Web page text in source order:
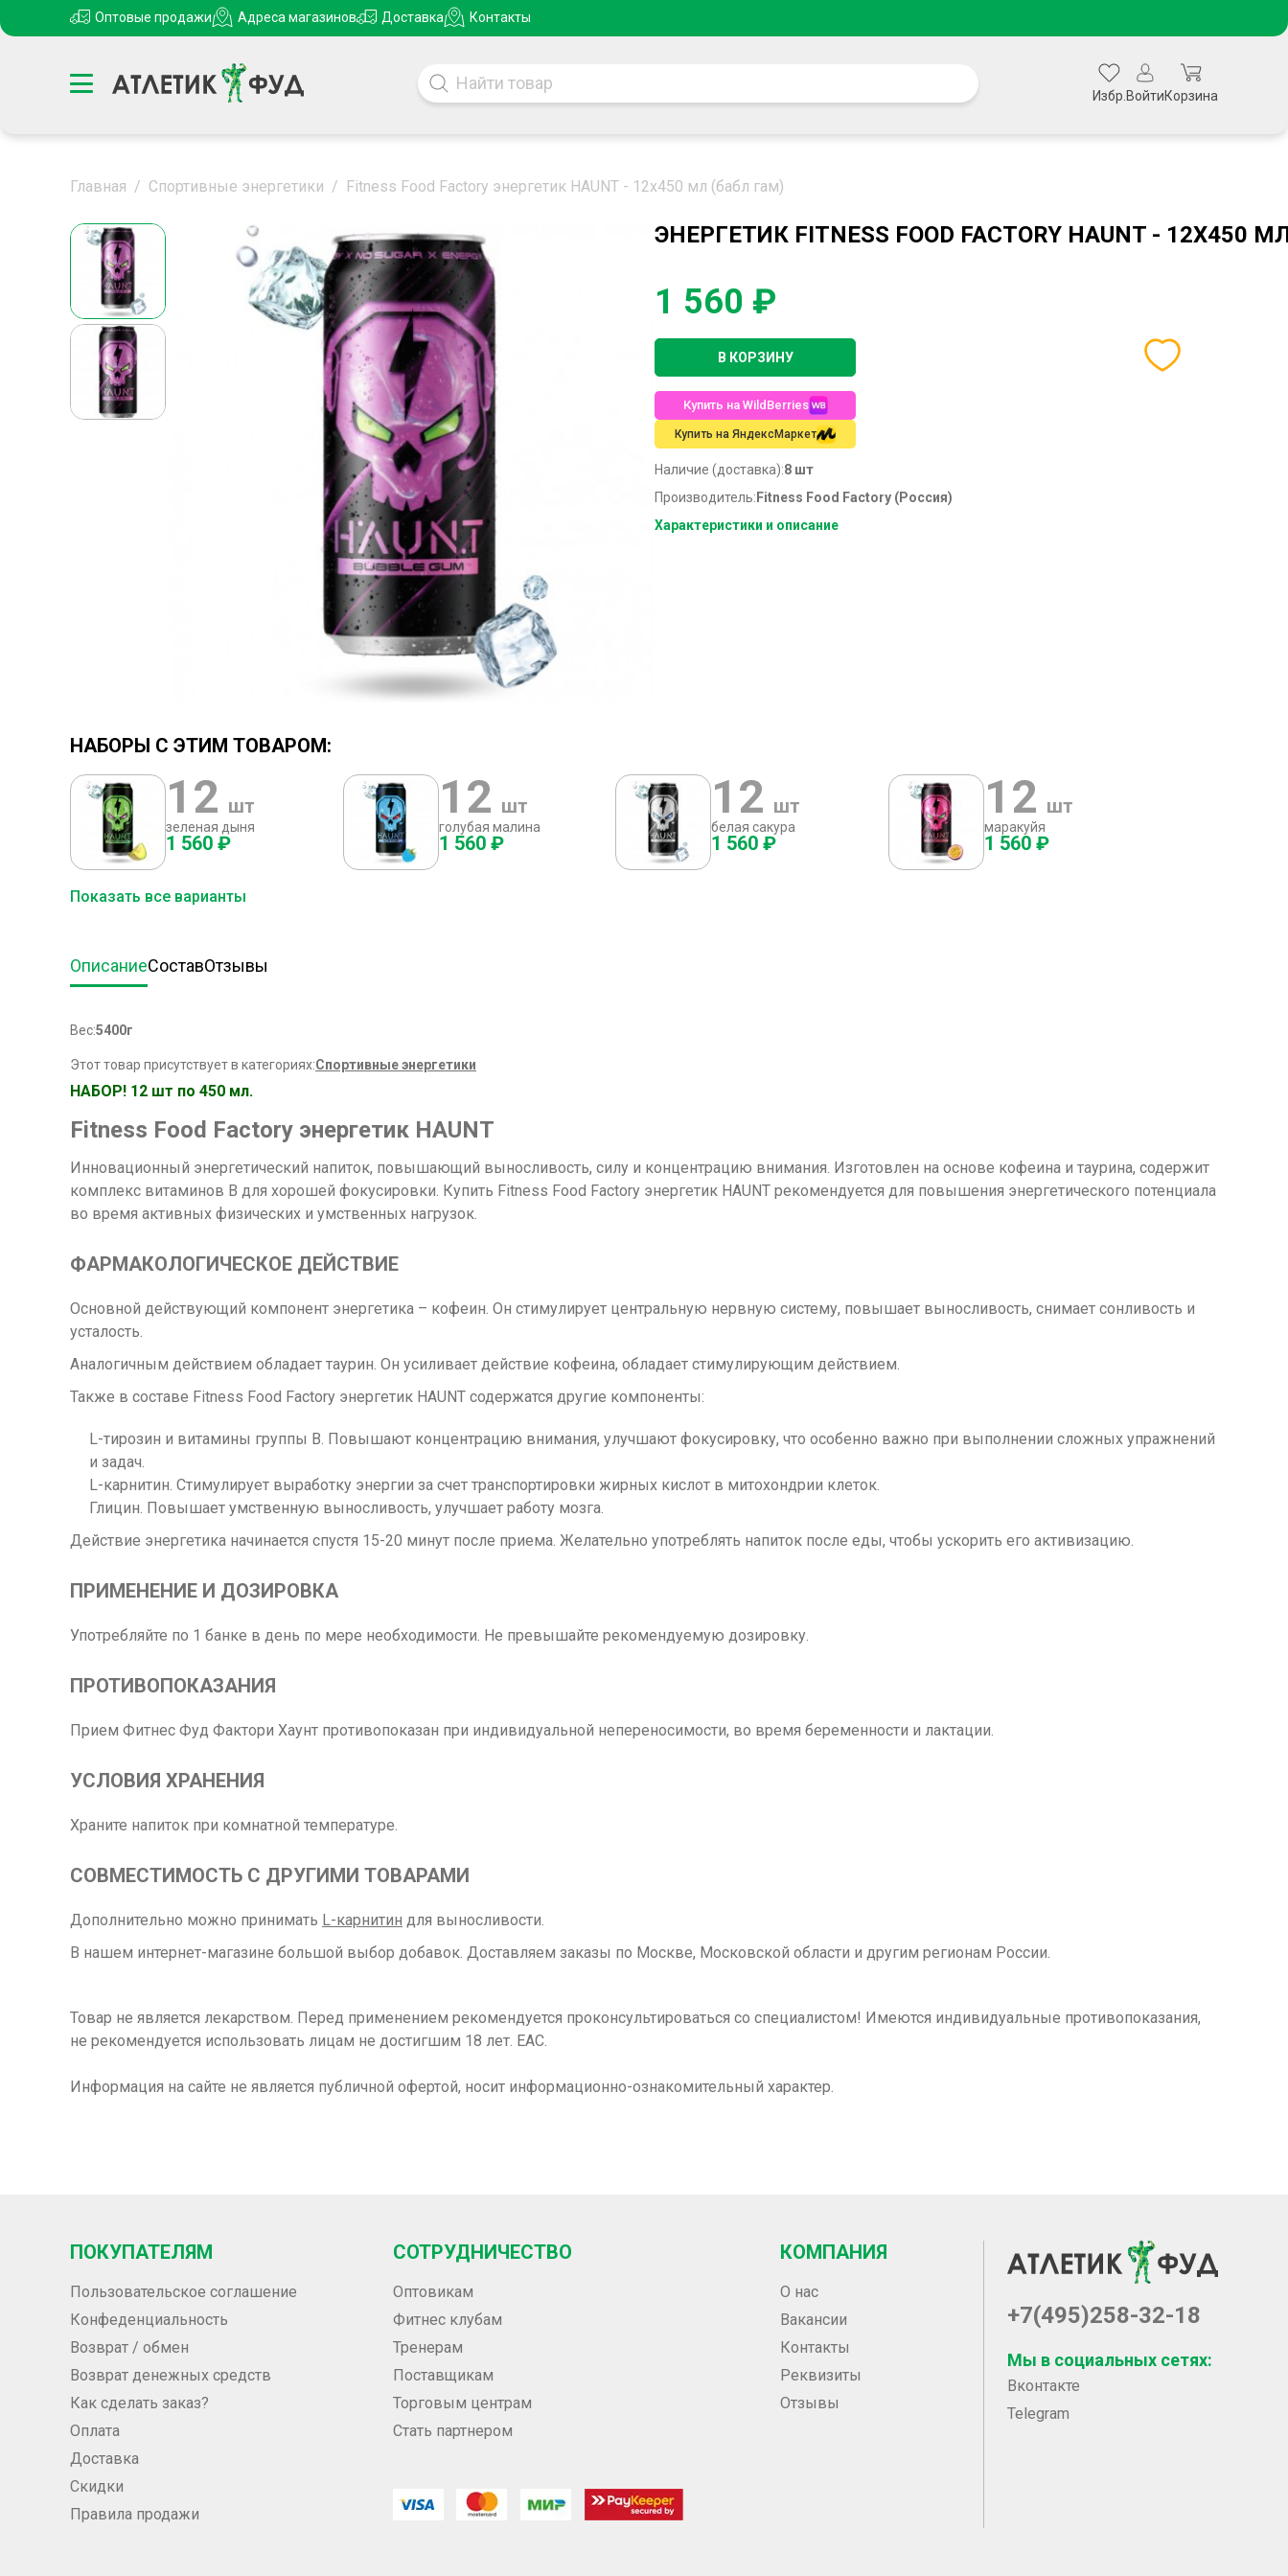
Оптовые продажи Адреса магазинов Доставка Контакты
Избр. ВойтиКорзина
Главная / Спортивные энергетики / Fitness Food Factory энергетик HAUNT - 12x450 мл (бабл гам)
ЭНЕРГЕТИК FITNESS FOOD FACTORY HAUNT - 12X450
1 560 ₽
В КОРЗИНУ
Купить на WildBerries
Купить на ЯндексМаркет
Наличие (доставка):8 шт
Производитель: Fitness Food Factory (Россия)
Характеристики и описание
НАБОРЫ С ЭТИМ ТОВАРОМ:
12 шт
зеленая дыня
1 560 ₽
12 шт
голубая малина
1 560 ₽
12 шт
белая сакура
1 560 ₽
12 шт
маракуйя
1 560 ₽
Показать все варианты
Описание
Вес:5400г
Этот товар присутствует в категориях:Спортивные энергетики
НАБОР! 12 шт по 450 мл.
Fitness Food Factory энергетик HAUNT
Инновационный энергетический напиток, повышающий выносливость, силу и концентрацию внимания. Изготовлен на основе кофеина и таурина, содержит
комплекс витаминов B для хорошей фокусировки. Купить Fitness Food Factory энергетик HAUNT рекомендуется для повышения энергетического потенциала
во время активных физических и умственных нагрузок.
ФАРМАКОЛОГИЧЕСКОЕ ДЕЙСТВИЕ
Основной действующий компонент энергетика – кофеин. Он стимулирует центральную нервную систему, повышает выносливость, снимает сонливость и
усталость.
Аналогичным действием обладает таурин. Он усиливает действие кофеина, обладает стимулирующим действием.
Также в составе Fitness Food Factory энергетик HAUNT содержатся другие компоненты:
L-тирозин и витамины группы B. Повышают концентрацию внимания, улучшают фокусировку, что особенно важно при выполнении сложных упражнений
и задач.
L-карнитин. Стимулирует выработку энергии за счет транспортировки жирных кислот в митохондрии клеток.
Глицин. Повышает умственную выносливость, улучшает работу мозга.
Действие энергетика начинается спустя 15-20 минут после приема. Желательно употреблять напиток после еды, чтобы ускорить его активизацию.
ПРИМЕНЕНИЕ И ДОЗИРОВКА
Употребляйте по 1 банке в день по мере необходимости. Не превышайте рекомендуемую дозировку.
ПРОТИВОПОКАЗАНИЯ
Прием Фитнес Фуд Фактори Хаунт противопоказан при индивидуальной непереносимости, во время беременности и лактации.
УСЛОВИЯ ХРАНЕНИЯ
Храните напиток при комнатной температуре.
СОВМЕСТИМОСТЬ С ДРУГИМИ ТОВАРАМИ
Дополнительно можно принимать L-карнитин для выносливости.
В нашем интернет-магазине большой выбор добавок. Доставляем заказы по Москве, Московской области и другим регионам России.
Товар не является лекарством. Перед применением рекомендуется проконсультироваться со специалистом! Имеются индивидуальные противопоказания,
не рекомендуется использовать лицам не достигшим 18 лет. ЕАС.
Информация на сайте не является публичной офертой, носит информационно-ознакомительный характер.
СоставОтзывы
ПОКУПАТЕЛЯМ
Пользовательское соглашение
Конфеденциальность
Возврат / обмен
Возврат денежных средств
Как сделать заказ?
Оплата
Доставка
Скидки
Правила продажи
СОТРУДНИЧЕСТВО
Оптовикам
Фитнес клубам
Тренерам
Поставщикам
Торговым центрам
Стать партнером
КОМПАНИЯ
О нас
Вакансии
Контакты
Реквизиты
Отзывы
+7(495)258-32-18
Мы в социальных сетях:
Вконтакте
Telegram